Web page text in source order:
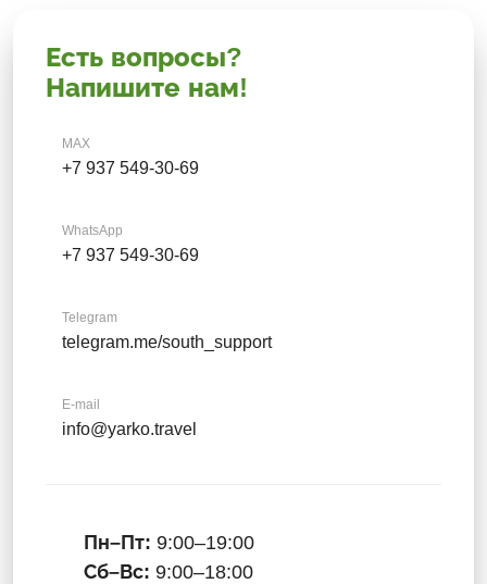
Есть вопросы?
Напишите нам!
MAX
+7 937 549-30-69
WhatsApp
+7 937 549-30-69
Telegram
telegram.me/south_support
E-mail
info@yarko.travel
Пн–Пт: 9:00–19:00
Сб–Вс: 9:00–18:00